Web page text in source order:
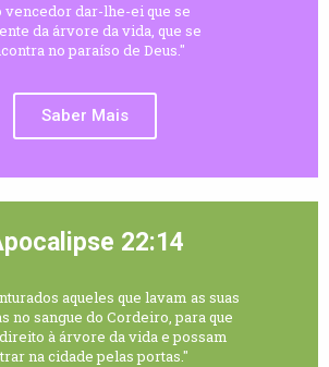
vencedor dar-lhe-ei que se
da árvore da vida, que se
no paraíso de Deus."
Saber Mais
22:14
aqueles que lavam as suas
no sangue do Cordeiro, para que
à árvore da vida e possam
na cidade pelas portas."